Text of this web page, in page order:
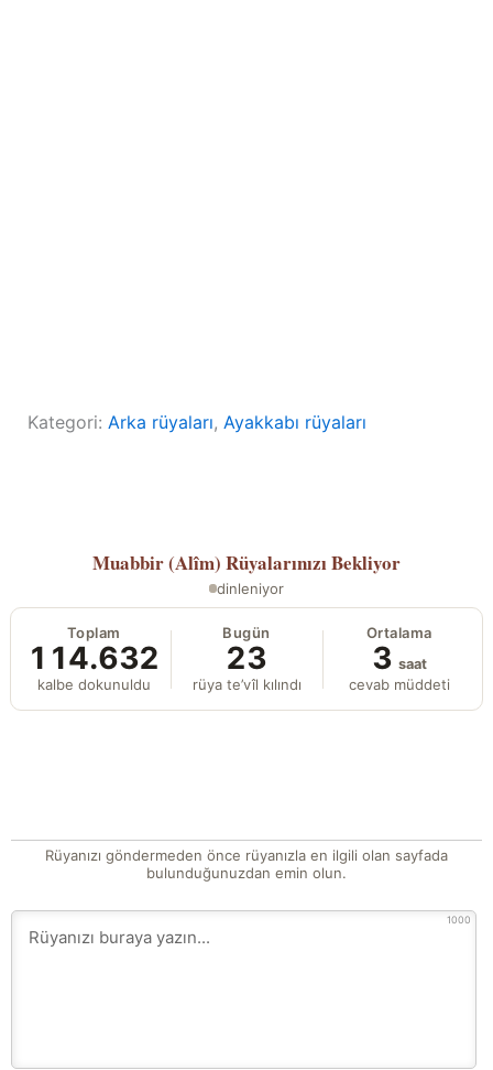
Kategori: Arka rüyaları, Ayakkabı rüyaları
Muabbir (Alîm) Rüyalarınızı Bekliyor
dinleniyor
Toplam
114.632
kalbe dokunuldu
Bugün
23
rüya te’vîl kılındı
Ortalama
3 saat
cevab müddeti
Rüyanızı göndermeden önce rüyanızla en ilgili olan sayfada
bulunduğunuzdan emin olun.
1000